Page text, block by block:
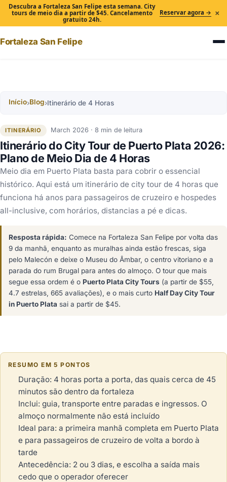
Descubra a Fortaleza San Felipe esta semana. City
tours de meio dia a partir de $45. Cancelamento
gratuito 24h.
Reservar agora → ×
Fortaleza San Felipe
Início›Blog›Itinerário de 4 Horas
ITINERÁRIO March 2026 · 8 min de leitura
Itinerário do City Tour de Puerto Plata 2026:
Plano de Meio Dia de 4 Horas
Meio dia em Puerto Plata basta para cobrir o essencial
histórico. Aqui está um itinerário de city tour de 4 horas que
funciona há anos para passageiros de cruzeiro e hospedes
all-inclusive, com horários, distancias a pé e dicas.
Resposta rápida: Comece na Fortaleza San Felipe por volta das
9 da manhã, enquanto as muralhas ainda estão frescas, siga
pelo Malecón e deixe o Museu do Âmbar, o centro vitoriano e a
parada do rum Brugal para antes do almoço. O tour que mais
segue essa ordem é o Puerto Plata City Tours (a partir de $55,
4.7 estrelas, 665 avaliações), e o mais curto Half Day City Tour
in Puerto Plata sai a partir de $45.
RESUMO EM 5 PONTOS
Duração: 4 horas porta a porta, das quais cerca de 45
minutos são dentro da fortaleza
Inclui: guia, transporte entre paradas e ingressos. O
almoço normalmente não está incluído
Ideal para: a primeira manhã completa em Puerto Plata
e para passageiros de cruzeiro de volta a bordo à
tarde
Antecedência: 2 ou 3 dias, e escolha a saída mais
cedo que o operador oferecer